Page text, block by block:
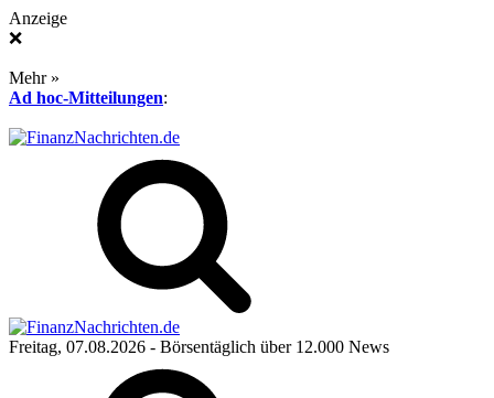
Anzeige
❌
Mehr »
Ad hoc-Mitteilungen:
Freitag, 07.08.2026 - Börsentäglich über 12.000 News